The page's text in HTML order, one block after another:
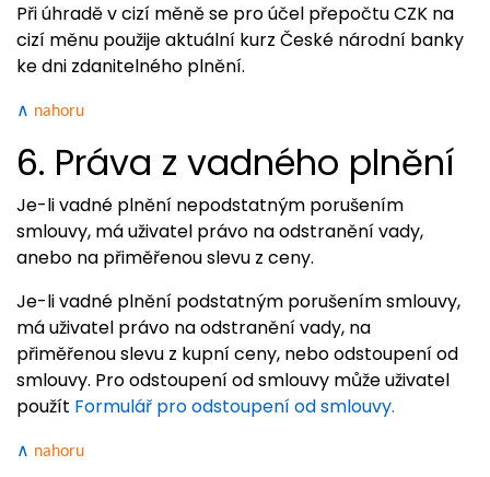
Při úhradě v cizí měně se pro účel přepočtu CZK na
cizí měnu použije aktuální kurz České národní banky
ke dni zdanitelného plnění.
∧ nahoru
6. Práva z vadného plnění
Je-li vadné plnění nepodstatným porušením
smlouvy, má uživatel právo na odstranění vady,
anebo na přiměřenou slevu z ceny.
Je-li vadné plnění podstatným porušením smlouvy,
má uživatel právo na odstranění vady, na
přiměřenou slevu z kupní ceny, nebo odstoupení od
smlouvy. Pro odstoupení od smlouvy může uživatel
použít Formulář pro odstoupení od smlouvy.
∧ nahoru